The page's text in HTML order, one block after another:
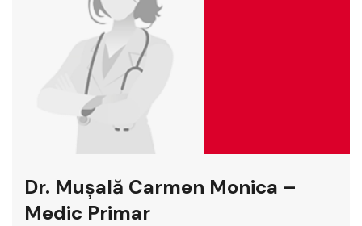
Dr. Mușală Carmen Monica –
Medic Primar